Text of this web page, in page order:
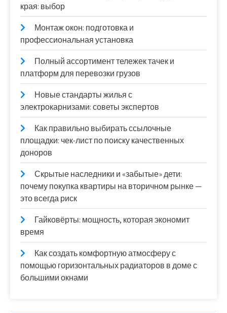
края: выбор
Монтаж окон: подготовка и
профессиональная установка
Полный ассортимент тележек тачек и
платформ для перевозки грузов
Новые стандарты жилья с
электрокарнизами: советы экспертов
Как правильно выбирать ссылочные
площадки: чек-лист по поиску качественных
доноров
Скрытые наследники и «забытые» дети:
почему покупка квартиры на вторичном рынке —
это всегда риск
Гайковёрты: мощность, которая экономит
время
Как создать комфортную атмосферу с
помощью горизонтальных радиаторов в доме с
большими окнами